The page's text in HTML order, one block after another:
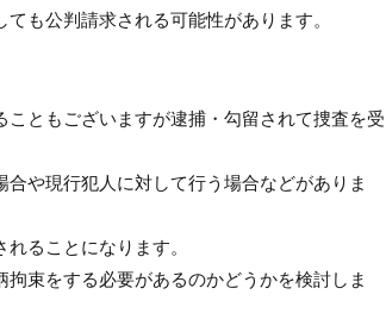
も公判請求される可能性があります。
ともございますが逮捕・勾留されて捜査を受
や現行犯人に対して行う場合などがありま
れることになります。
束をする必要があるのかどうかを検討しま